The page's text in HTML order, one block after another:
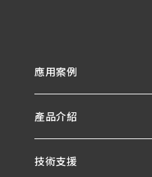
應用案例
產品介紹
技術支援